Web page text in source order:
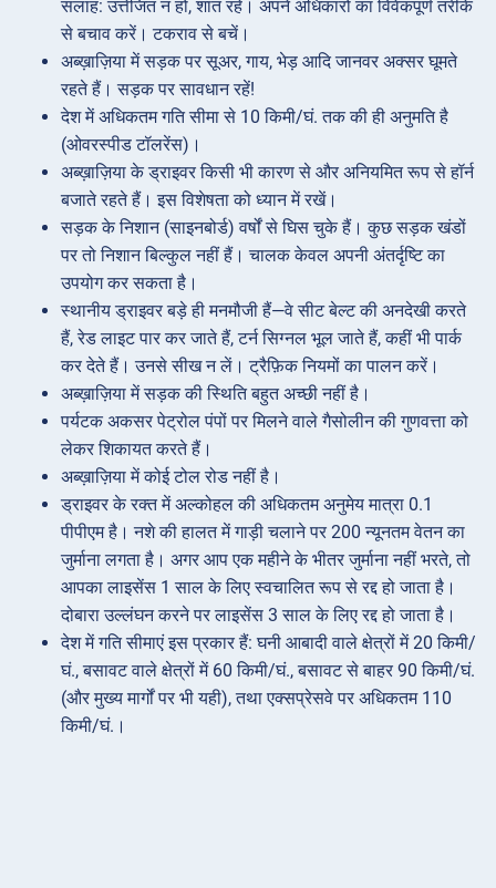
सलाह: उत्तेजित न हों, शांत रहें। अपने अधिकारों का विवेकपूर्ण तरीके
से बचाव करें। टकराव से बचें।
अब्ख़ाज़िया में सड़क पर सूअर, गाय, भेड़ आदि जानवर अक्सर घूमते
रहते हैं। सड़क पर सावधान रहें!
देश में अधिकतम गति सीमा से 10 किमी/घं. तक की ही अनुमति है
(ओवरस्पीड टॉलरेंस)।
अब्ख़ाज़िया के ड्राइवर किसी भी कारण से और अनियमित रूप से हॉर्न
बजाते रहते हैं। इस विशेषता को ध्यान में रखें।
सड़क के निशान (साइनबोर्ड) वर्षों से घिस चुके हैं। कुछ सड़क खंडों
पर तो निशान बिल्कुल नहीं हैं। चालक केवल अपनी अंतर्दृष्टि का
उपयोग कर सकता है।
स्थानीय ड्राइवर बड़े ही मनमौजी हैं—वे सीट बेल्ट की अनदेखी करते
हैं, रेड लाइट पार कर जाते हैं, टर्न सिग्नल भूल जाते हैं, कहीं भी पार्क
कर देते हैं। उनसे सीख न लें। ट्रैफ़िक नियमों का पालन करें।
अब्ख़ाज़िया में सड़क की स्थिति बहुत अच्छी नहीं है।
पर्यटक अकसर पेट्रोल पंपों पर मिलने वाले गैसोलीन की गुणवत्ता को
लेकर शिकायत करते हैं।
अब्ख़ाज़िया में कोई टोल रोड नहीं है।
ड्राइवर के रक्त में अल्कोहल की अधिकतम अनुमेय मात्रा 0.1
पीपीएम है। नशे की हालत में गाड़ी चलाने पर 200 न्यूनतम वेतन का
जुर्माना लगता है। अगर आप एक महीने के भीतर जुर्माना नहीं भरते, तो
आपका लाइसेंस 1 साल के लिए स्वचालित रूप से रद्द हो जाता है।
दोबारा उल्लंघन करने पर लाइसेंस 3 साल के लिए रद्द हो जाता है।
देश में गति सीमाएं इस प्रकार हैं: घनी आबादी वाले क्षेत्रों में 20 किमी/
घं., बसावट वाले क्षेत्रों में 60 किमी/घं., बसावट से बाहर 90 किमी/घं.
(और मुख्य मार्गों पर भी यही), तथा एक्सप्रेसवे पर अधिकतम 110
किमी/घं.।